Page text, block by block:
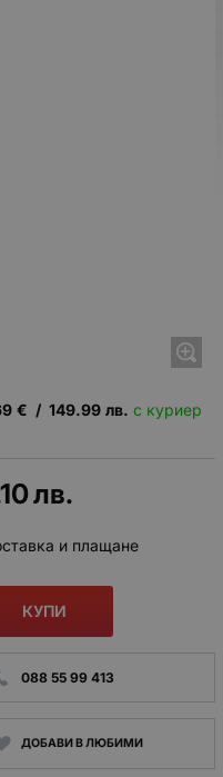
€ / 149.99 лв. с куриер
лв.
и плащане
КУПИ
088 55 99 413
ДОБАВИ В ЛЮБИМИ